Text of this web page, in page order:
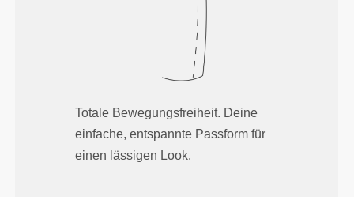
Totale Bewegungsfreiheit. Deine
einfache, entspannte Passform für
einen lässigen Look.